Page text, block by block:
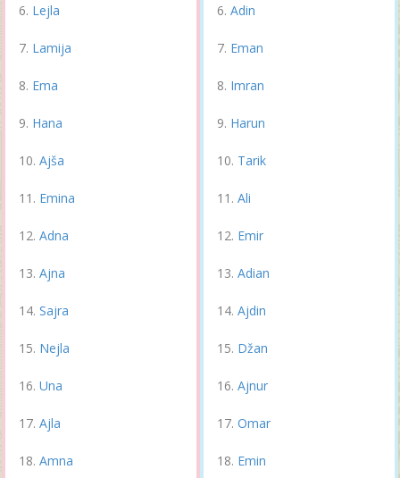
Lejla
Lamija
Ema
Hana
Ajša
Emina
Adna
Ajna
Sajra
Nejla
Una
Ajla
Amna
Adin
Eman
Imran
Harun
Tarik
Ali
Emir
Adian
Ajdin
Džan
Ajnur
Omar
Emin